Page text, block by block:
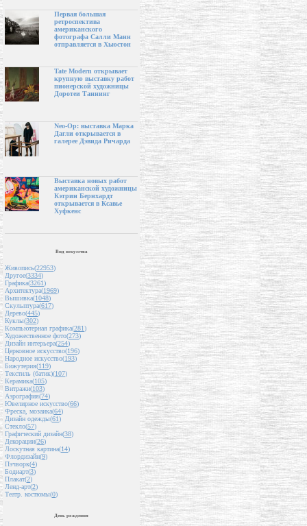
Первая большая
ретроспектива
американского
фотографа Салли Манн
отправляется в Хьюстон
Tate Modern открывает
крупную выставку работ
пионерской художницы
Доротеи Таннинг
Neo-Op: выставка Марка
Дагли открывается в
галерее Дэвида Ричарда
Выставка новых работ
американской художницы
Кэтрин Бернхардт
открывается в Ксавье
Хуфкенс
Вид искусства
Живопись(22953)
Другое(3334)
Графика(3261)
Архитектура(1969)
Вышивка(1048)
Скульптура(617)
Дерево(445)
Куклы(302)
Компьютерная графика(281)
Художественное фото(273)
Дизайн интерьера(254)
Церковное искусство(196)
Народное искусство(193)
Бижутерия(119)
Текстиль (батик)(107)
Керамика(105)
Витражи(103)
Аэрография(74)
Ювелирное искусство(66)
Фреска, мозаика(64)
Дизайн одежды(61)
Стекло(57)
Графический дизайн(38)
Декорации(26)
Лоскутная картина(14)
Флордизайн(9)
Пэчворк(4)
Бодиарт(3)
Плакат(2)
Ленд-арт(2)
Театр. костюмы(0)
День рождения